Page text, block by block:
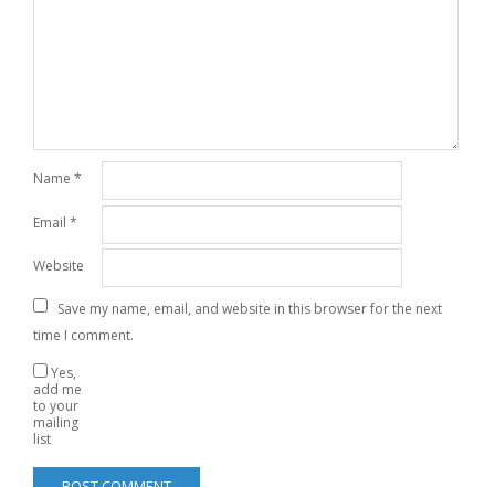
Name *
Email *
Website
Save my name, email, and website in this browser for the next
time I comment.
Yes,
add me
to your
mailing
list